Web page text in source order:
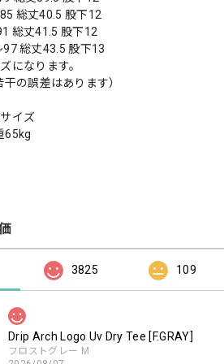
総丈40.5 股下12
総丈41.5 股下12
総丈43.5 股下13
になります。
の誤差はあります）
イズ
65kg
3825 109
Drip Arch Logo Uv Dry Tee [F.GRAY]
フロストグレー M